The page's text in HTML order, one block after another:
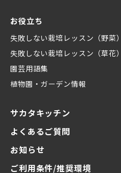
お役立ち
失敗しない栽培レッスン（野菜）
失敗しない栽培レッスン（草花）
園芸用語集
植物園・ガーデン情報
サカタキッチン
よくあるご質問
お知らせ
ご利用条件/推奨環境